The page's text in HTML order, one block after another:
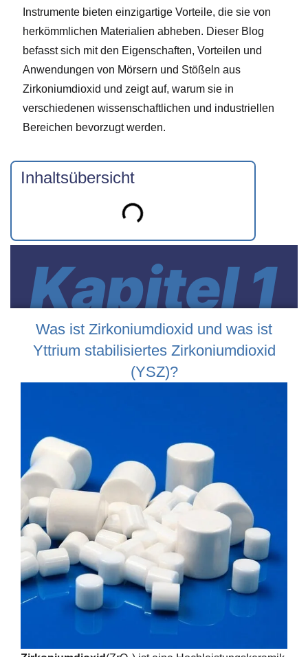
Instrumente bieten einzigartige Vorteile, die sie von
herkömmlichen Materialien abheben. Dieser Blog
befasst sich mit den Eigenschaften, Vorteilen und
Anwendungen von Mörsern und Stößeln aus
Zirkoniumdioxid und zeigt auf, warum sie in
verschiedenen wissenschaftlichen und industriellen
Bereichen bevorzugt werden.
Inhaltsübersicht
Kapitel 1
Was ist Zirkoniumdioxid und was ist
Yttrium stabilisiertes Zirkoniumdioxid
(YSZ)?